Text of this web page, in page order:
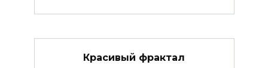
Красивый фрактал